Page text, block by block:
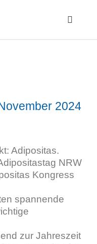
2024
Adipositas.
NRW
Kongress
spannende
zur Jahreszeit